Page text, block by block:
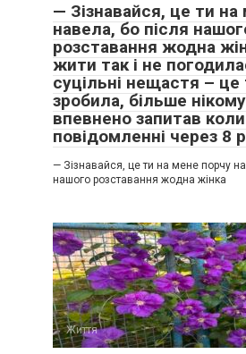
— Зізнавайся, це ти
навела, бо після
розставання жодна
жити так і не
суцільні нещастя – це
зробила, більше
впевнено запитав
повідомленні через 8
— Зізнавайся, це ти на мене порчу
нашого розставання жодна жінка
Життя